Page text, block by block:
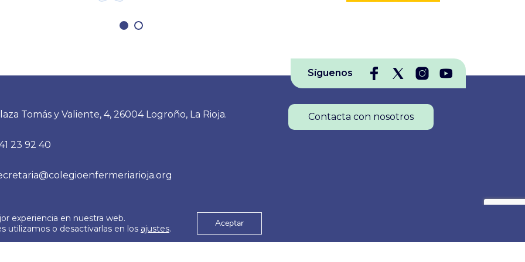
Síguenos
Tomás y Valiente, 4, 26004 Logroño, La Rioja.
23 92 40
Contacta con nosotros
© 2026
Aviso Legal
experiencia en nuestra web.
utilizamos o desactivarlas en los ajustes. Aceptar